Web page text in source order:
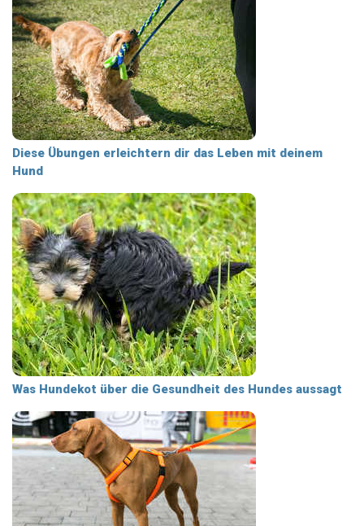
Diese Übungen erleichtern dir das Leben mit deinem
Hund
Was Hundekot über die Gesundheit des Hundes aussagt